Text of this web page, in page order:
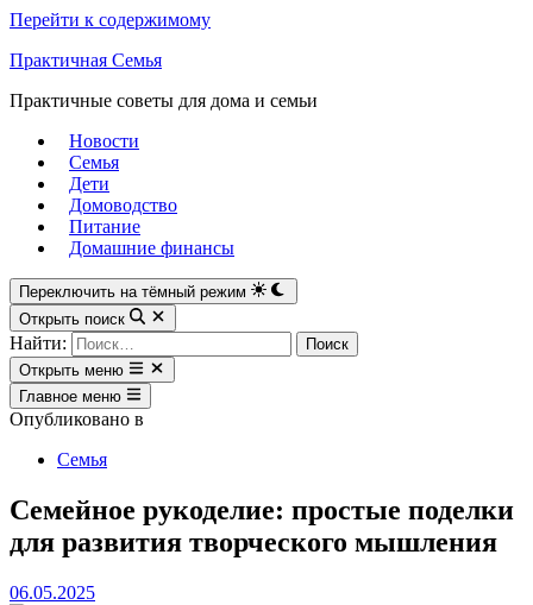
Перейти к содержимому
Практичная Семья
Практичные советы для дома и семьи
Новости
Семья
Дети
Домоводство
Питание
Домашние финансы
Переключить на тёмный режим
Открыть поиск
Найти:
Открыть меню
Главное меню
Опубликовано в
Семья
Семейное рукоделие: простые поделки
для развития творческого мышления
06.05.2025